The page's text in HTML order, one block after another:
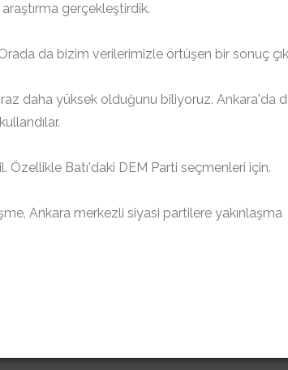
gerçekleştirdik.
da bizim verilerimizle örtüşen bir sonuç
daha yüksek olduğunu biliyoruz. Ankara'da
Batı'daki DEM Parti seçmenleri için.
Ankara merkezli siyasi partilere yakınlaşma